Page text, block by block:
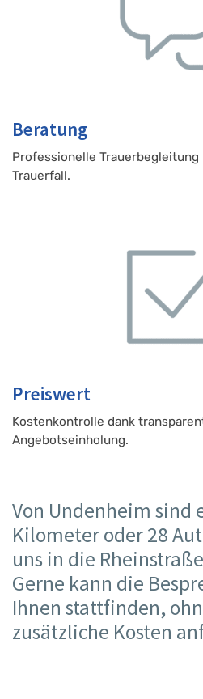
Beratung
Professionelle
Trauerfall.
Preiswert
Kostenkontrolle dank
Angebotseinholung.
Von Undenheim sind
Kilometer oder 28
uns in die
Gerne kann die
Ihnen stattfinden,
zusätzliche Kosten